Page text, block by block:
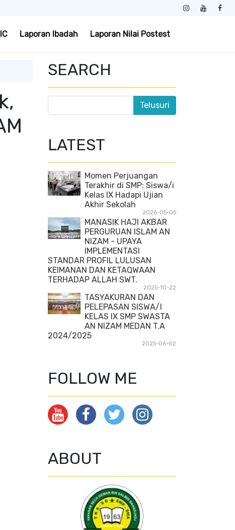
Laporan Ibadah Laporan Nilai Postest
SEARCH
LATEST
Momen Perjuangan
Terakhir di SMP: Siswa/i
Kelas IX Hadapi Ujian
Akhir Sekolah
2026-05-05
MANASIK HAJI AKBAR
PERGURUAN ISLAM AN
NIZAM - UPAYA
IMPLEMENTASI
STANDAR PROFIL LULUSAN
KEIMANAN DAN KETAQWAAN
TERHADAP ALLAH SWT.
2025-10-22
TASYAKURAN DAN
PELEPASAN SISWA/I
KELAS IX SMP SWASTA
AN NIZAM MEDAN T.A
2024/2025
2025-06-02
FOLLOW ME
ABOUT